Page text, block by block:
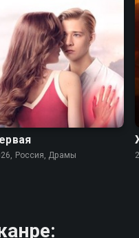
7.1 6.4
Россия, Драмы